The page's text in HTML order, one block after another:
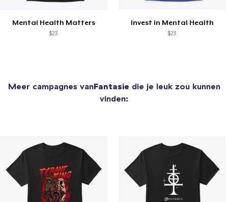
Mental Health Matters
$23
Invest in Mental Health
$23
Meer campagnes vanFantasie die je leuk zou kunnen
vinden: